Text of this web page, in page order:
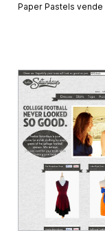
Paper Pastels vende